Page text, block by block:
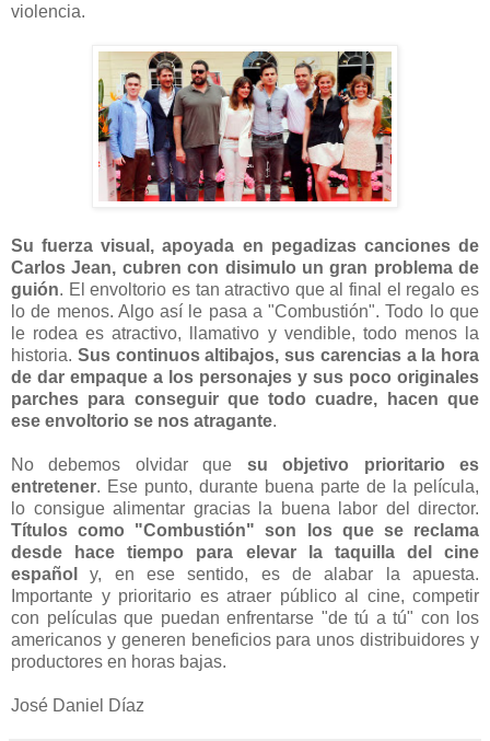
violencia.
Su fuerza visual, apoyada en pegadizas canciones de
Carlos Jean, cubren con disimulo un gran problema de
guión. El envoltorio es tan atractivo que al final el regalo es
lo de menos. Algo así le pasa a "Combustión". Todo lo que
le rodea es atractivo, llamativo y vendible, todo menos la
historia. Sus continuos altibajos, sus carencias a la hora
de dar empaque a los personajes y sus poco originales
parches para conseguir que todo cuadre, hacen que
ese envoltorio se nos atragante.
No debemos olvidar que su objetivo prioritario es
entretener. Ese punto, durante buena parte de la película,
lo consigue alimentar gracias la buena labor del director.
Títulos como "Combustión" son los que se reclama
desde hace tiempo para elevar la taquilla del cine
español
y, en ese sentido, es de alabar la apuesta.
Importante y prioritario es atraer público al cine, competir
con películas que puedan enfrentarse "de tú a tú" con los
americanos y generen beneficios para unos distribuidores y
productores en horas bajas.
José Daniel Díaz